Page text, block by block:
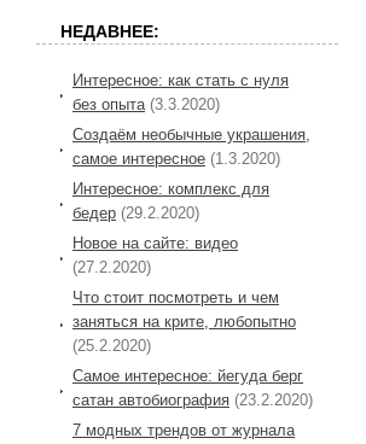
НЕДАВНЕЕ:
Интересное: как стать с нуля
без опыта (3.3.2020)
Создаём необычные украшения,
самое интересное (1.3.2020)
Интересное: комплекс для
бедер (29.2.2020)
Новое на сайте: видео
(27.2.2020)
Что стоит посмотреть и чем
заняться на крите, любопытно
(25.2.2020)
Самое интересное: йегуда берг
сатан автобиография (23.2.2020)
7 модных трендов от журнала